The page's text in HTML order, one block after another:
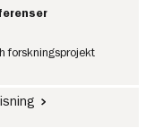
forskningsprojekt